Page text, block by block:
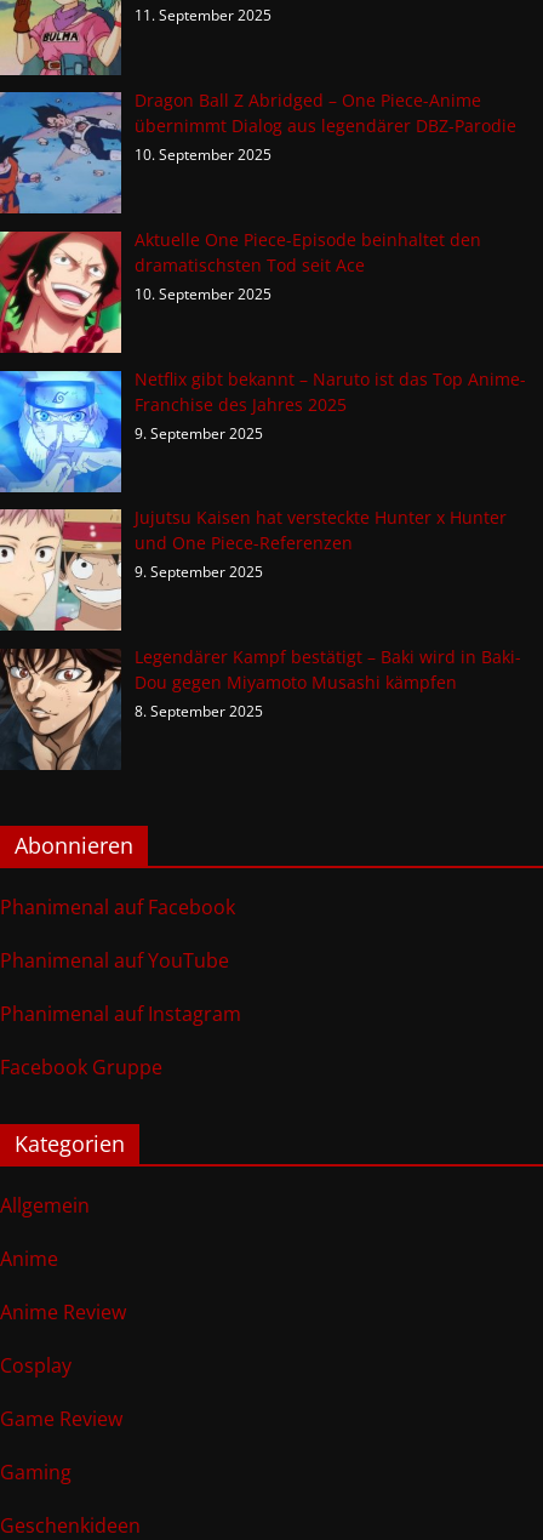
11. September 2025
Dragon Ball Z Abridged – One Piece-Anime
übernimmt Dialog aus legendärer DBZ-Parodie
10. September 2025
Aktuelle One Piece-Episode beinhaltet den
dramatischsten Tod seit Ace
10. September 2025
Netflix gibt bekannt – Naruto ist das Top Anime-
Franchise des Jahres 2025
9. September 2025
Jujutsu Kaisen hat versteckte Hunter x Hunter
und One Piece-Referenzen
9. September 2025
Legendärer Kampf bestätigt – Baki wird in Baki-
Dou gegen Miyamoto Musashi kämpfen
8. September 2025
Abonnieren
Phanimenal auf Facebook
Phanimenal auf YouTube
Phanimenal auf Instagram
Facebook Gruppe
Kategorien
Allgemein
Anime
Anime Review
Cosplay
Game Review
Gaming
Geschenkideen